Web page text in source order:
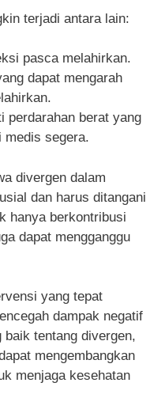
terjadi antara lain:
pasca melahirkan.
dapat mengarah
perdarahan berat yang
medis segera.
divergen dalam
dan harus ditangani
hanya berkontribusi
dapat mengganggu
yang tepat
dampak negatif
baik tentang divergen,
mengembangkan
menjaga kesehatan